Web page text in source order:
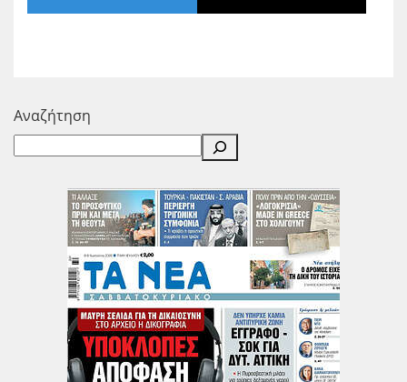
Αναζήτηση